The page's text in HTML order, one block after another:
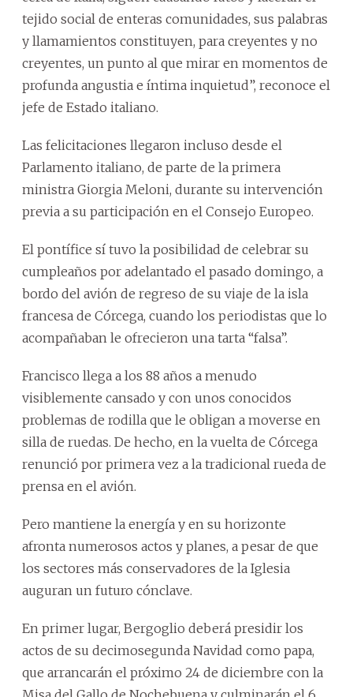
tejido social de enteras comunidades, sus palabras
y llamamientos constituyen, para creyentes y no
creyentes, un punto al que mirar en momentos de
profunda angustia e íntima inquietud”, reconoce el
jefe de Estado italiano.
Las felicitaciones llegaron incluso desde el
Parlamento italiano, de parte de la primera
ministra Giorgia Meloni, durante su intervención
previa a su participación en el Consejo Europeo.
El pontífice sí tuvo la posibilidad de celebrar su
cumpleaños por adelantado el pasado domingo, a
bordo del avión de regreso de su viaje de la isla
francesa de Córcega, cuando los periodistas que lo
acompañaban le ofrecieron una tarta “falsa”.
Francisco llega a los 88 años a menudo
visiblemente cansado y con unos conocidos
problemas de rodilla que le obligan a moverse en
silla de ruedas. De hecho, en la vuelta de Córcega
renunció por primera vez a la tradicional rueda de
prensa en el avión.
Pero mantiene la energía y en su horizonte
afronta numerosos actos y planes, a pesar de que
los sectores más conservadores de la Iglesia
auguran un futuro cónclave.
En primer lugar, Bergoglio deberá presidir los
actos de su decimosegunda Navidad como papa,
que arrancarán el próximo 24 de diciembre con la